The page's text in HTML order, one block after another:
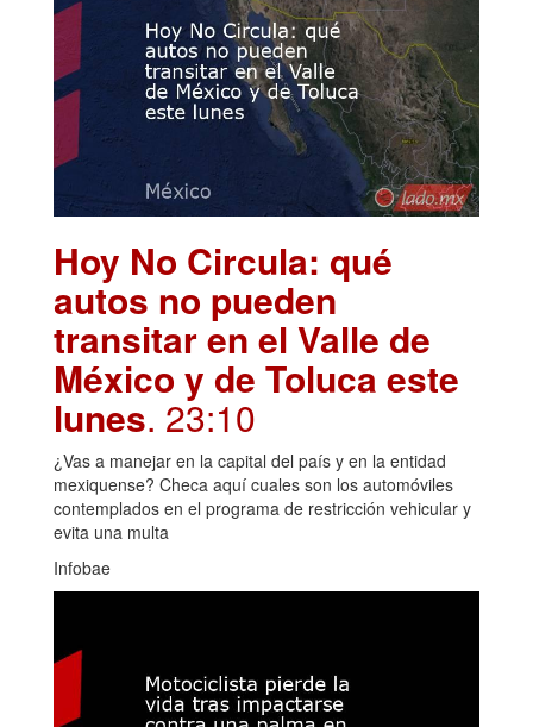
Hoy No Circula: qué
autos no pueden
transitar en el Valle de
México y de Toluca este
lunes. 23:10
¿Vas a manejar en la capital del país y en la entidad
mexiquense? Checa aquí cuales son los automóviles
contemplados en el programa de restricción vehicular y
evita una multa
Infobae